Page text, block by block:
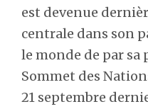
est devenue
centrale dans son
le monde de par
Sommet des
21 septembre